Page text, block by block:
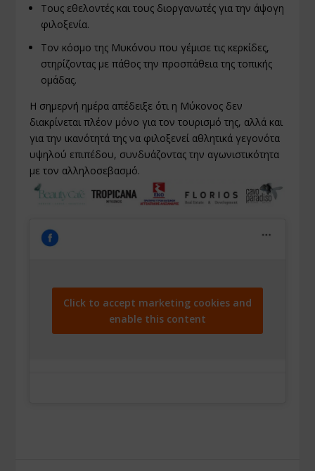
Τους εθελοντές και τους διοργανωτές για την άψογη
φιλοξενία.
Τον κόσμο της Μυκόνου που γέμισε τις κερκίδες,
στηρίζοντας με πάθος την προσπάθεια της τοπικής
ομάδας.
Η σημερνή ημέρα απέδειξε ότι η Μύκονος δεν
διακρίνεται πλέον μόνο για τον τουρισμό της, αλλά και
για την ικανότητά της να φιλοξενεί αθλητικά γεγονότα
υψηλού επιπέδου, συνδυάζοντας την αγωνιστικότητα
με τον αλληλοσεβασμό.
Click to accept marketing cookies and
enable this content